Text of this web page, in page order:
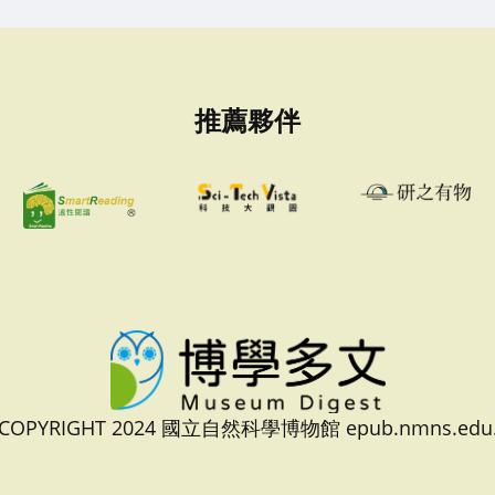
推薦夥伴
2024 國立自然科學博物館